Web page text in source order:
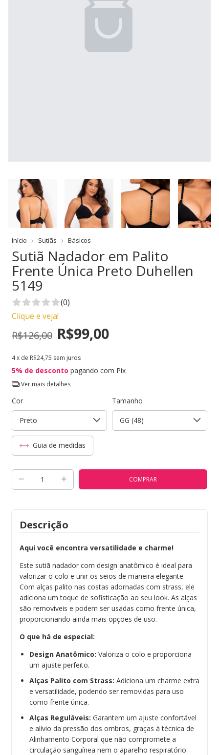
Início Sutiãs Básicos
Sutiã Nadador em Palito
Frente Única Preto Duhellen
5149
(0)
Clique e veja!
R$126,00 R$99,00
4x de R$24,75 sem juros
5% de desconto pagando com Pix
Ver mais detalhes
Cor Tamanho
Guia de medidas
Descrição
Aqui você encontra versatilidade e charme!
Este sutiã nadador com design anatômico é ideal para
valorizar o colo e unir os seios de maneira elegante.
Com alças palito nas costas adornadas com strass, ele
adiciona um toque de sofisticação ao seu look. As alças
são removíveis e podem ser usadas como frente única,
proporcionando ainda mais opções de uso.
O que há de especial:
Design Anatômico: Valoriza o colo e proporciona
um ajuste perfeito.
Alças Palito com Strass: Adiciona um charme extra
e versatilidade, podendo ser removidas para uso
como frente única.
Alças Reguláveis: Garantem um ajuste confortável
e alívio da pressão dos ombros, graças à técnica de
Alinhamento Corporal que não compromete a
circulação sanguínea nem o aparelho respiratório.